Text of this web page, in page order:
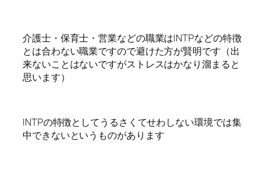
介護士・保育士・営業などの職業はINTPなどの特徴
とは合わない職業ですので避けた方が賢明です（出
来ないことはないですがストレスはかなり溜まると
思います）
INTPの特徴としてうるさくてせわしない環境では集
中できないというものがあります